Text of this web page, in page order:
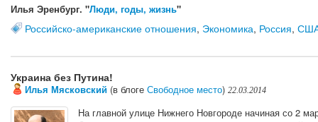
Илья Эренбург. "Люди, годы, жизнь"
Российско-американские отношения, Экономика, Россия,
Украина без Путина!
Илья Мясковский (в блоге Свободное место) 22.03.2014
На главной улице Нижнего Новгороде начиная со 2